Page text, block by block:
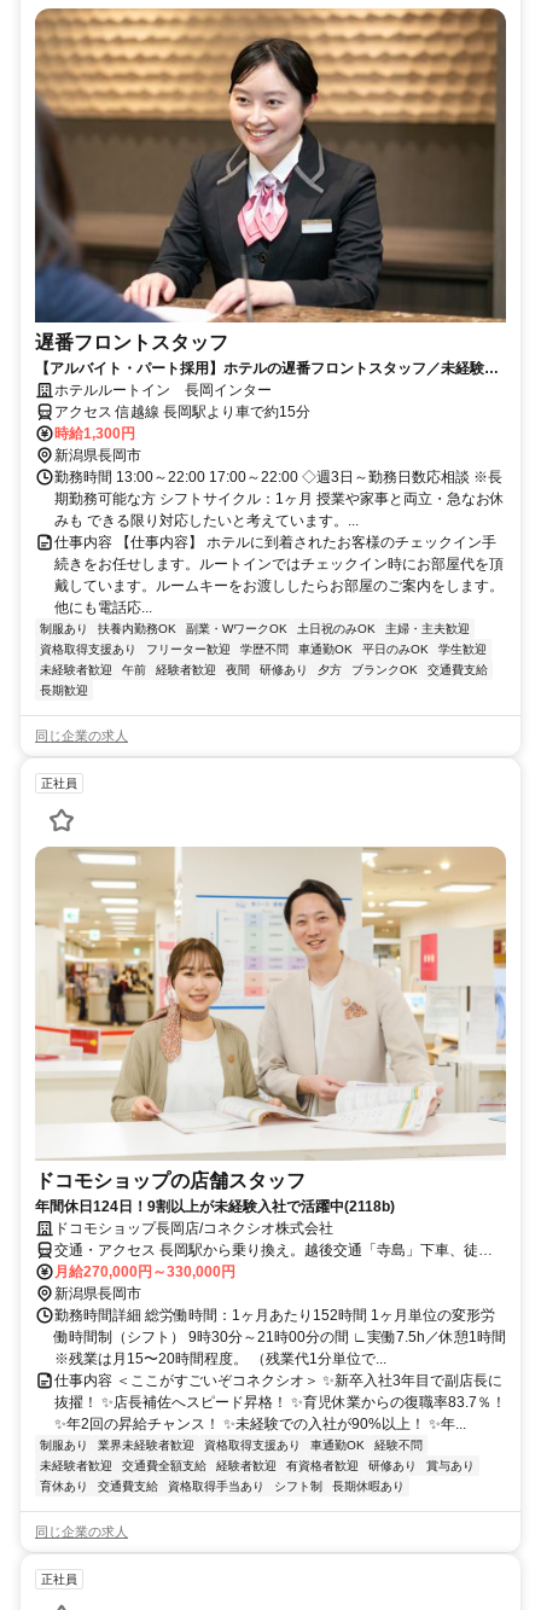
遅番フロントスタッフ
【アルバイト・パート採用】ホテルの遅番フロントスタッフ／未経験歓
迎！働きながら接客スキルも身につく
ホテルルートイン 長岡インター
アクセス 信越線 長岡駅より車で約15分
時給1,300円
新潟県長岡市
勤務時間 13:00～22:00 17:00～22:00 ◇週3日～勤務日数応相談 ※長
期勤務可能な方 シフトサイクル：1ヶ月 授業や家事と両立・急なお休
みも できる限り対応したいと考えています。...
仕事内容 【仕事内容】 ホテルに到着されたお客様のチェックイン手
続きをお任せします。ルートインではチェックイン時にお部屋代を頂
戴しています。ルームキーをお渡ししたらお部屋のご案内をします。
他にも電話応...
制服あり 扶養内勤務OK 副業・WワークOK 土日祝のみOK
主婦・主夫歓迎
資格取得支援あり
フリーター歓迎 学歴不問 車通勤OK 平日のみOK
学生歓迎
未経験者歓迎
午前 経験者歓迎 夜間 研修あり 夕方 ブランクOK
交通費支給
長期歓迎
同じ企業の求人
正社員
ドコモショップの店舗スタッフ
年間休日124日！9割以上が未経験入社で活躍中(2118b)
ドコモショップ長岡店/コネクシオ株式会社
交通・アクセス 長岡駅から乗り換え。越後交通「寺島」下車、徒歩
11分
月給270,000円～330,000円
新潟県長岡市
勤務時間詳細 総労働時間：1ヶ月あたり152時間 1ヶ月単位の変形労
働時間制（シフト） 9時30分～21時00分の間 ∟実働7.5h／休憩1時間
※残業は月15〜20時間程度。 （残業代1分単位で...
仕事内容 ＜ここがすごいぞコネクシオ＞ ✨新卒入社3年目で副店長に
抜擢！ ✨店長補佐へスピード昇格！ ✨育児休業からの復職率83.7％！
✨年2回の昇給チャンス！ ✨未経験での入社が90%以上！ ✨年...
制服あり 業界未経験者歓迎 資格取得支援あり 車通勤OK
経験不問
未経験者歓迎
交通費全額支給 経験者歓迎 有資格者歓迎 研修あり
賞与あり
育休あり
交通費支給 資格取得手当あり シフト制 長期休暇あり
同じ企業の求人
正社員